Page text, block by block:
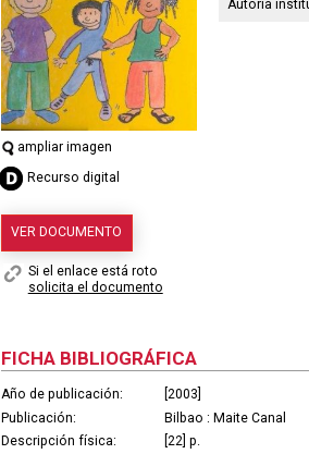
ampliar imagen
Recurso digital
VER DOCUMENTO
Si el enlace está roto
solicita el documento
Autoría
FICHA BIBLIOGRÁFICA
Año de publicación:
[2003]
Publicación:
Bilbao : Maite Canal
Descripción física:
[22] p.